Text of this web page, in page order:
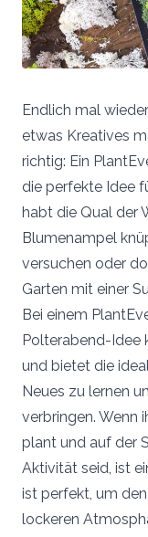
Endlich mal
etwas Kreatives
richtig: Ein
die perfekte Idee
habt die Qual der
Blumenampel
versuchen oder
Garten mit einer
Bei einem
Polterabend-Idee
und bietet die
Neues zu lernen
verbringen. Wenn
plant und auf der
Aktivität seid, ist
ist perfekt, um
lockeren